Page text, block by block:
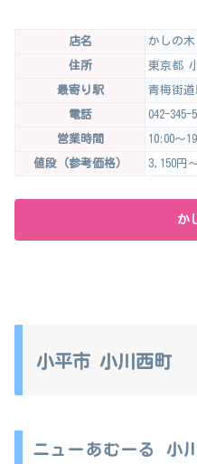
店名 かしの木
住所 東京都
最寄り駅 青梅街
電話 042-345-
営業時間 10:00～
値段（参考価格） 3,150円
か
小平市 小川西町
ニューあむーる 小